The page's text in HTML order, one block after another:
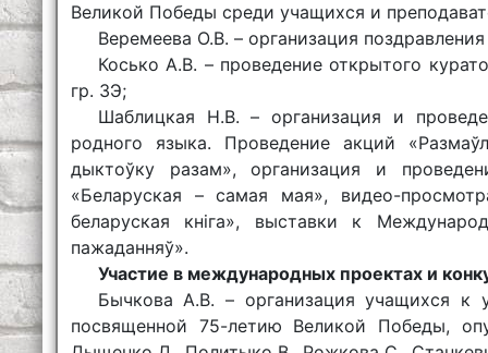
Великой Победы среди учащихся и
Веремеева О.В. – организация
Косько А.В. – проведение открытого
гр. 3Э;
Шаблицкая Н.В. – организация и
родного языка. Проведение акций
дыктоўку разам», организация и
«Беларуская – самая мая», видео-
беларуская кніга», выставки к
пажаданняў».
Участие в международных проектах и
Бычкова А.В. – организация учащихся к
посвященной 75-летию Великой Победы,